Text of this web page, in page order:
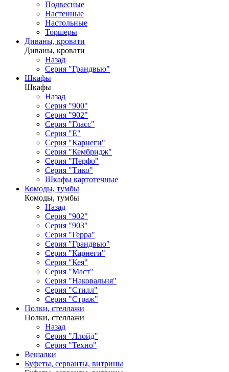
Подвесные
Настенные
Настольные
Торшеры
Диваны, кровати
Диваны, кровати
Назад
Серия "Грандвью"
Шкафы
Шкафы
Назад
Серия "900"
Серия "902"
Серия "Гласс"
Серия "Е"
Серия "Карнеги"
Серия "Кембридж"
Серия "Перфо"
Серия "Тико"
Шкафы картотечные
Комоды, тумбы
Комоды, тумбы
Назад
Серия "902"
Серия "903"
Серия "Герра"
Серия "Грандвью"
Серия "Карнеги"
Серия "Кея"
Серия "Маст"
Серия "Наковальня"
Серия "Стилл"
Серия "Страж"
Полки, стеллажи
Полки, стеллажи
Назад
Серия "Ллойд"
Серия "Техно"
Вешалки
Буфеты, серванты, витрины